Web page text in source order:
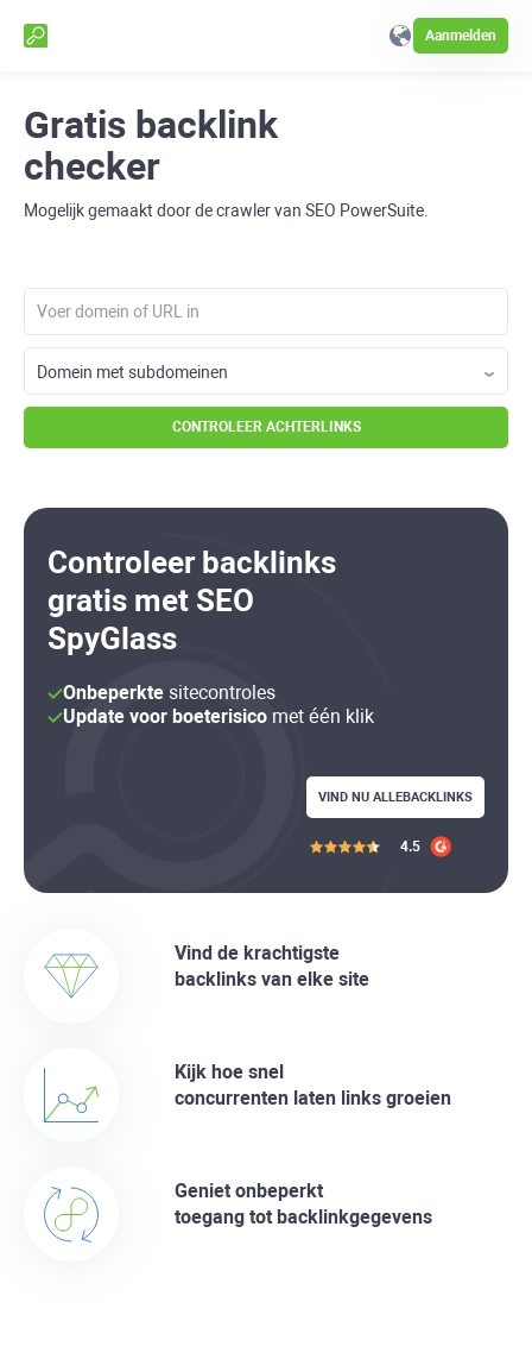
Aanmelden
Gratis backlink
checker
Mogelijk gemaakt door de crawler van SEO PowerSuite.
CONTROLEER ACHTERLINKS
Controleer backlinks
gratis met SEO
SpyGlass
Onbeperkte sitecontroles
Update voor boeterisico met één klik
VIND NU ALLEBACKLINKS
4.5
Vind de krachtigste
backlinks van elke site
Kijk hoe snel
concurrenten laten links groeien
Geniet onbeperkt
toegang tot backlinkgegevens